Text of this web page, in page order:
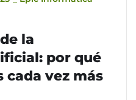
la
por qué
cada vez más